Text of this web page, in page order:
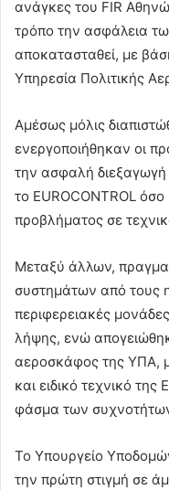
ανάγκες του FIR
τρόπο την ασφάλεια
αποκατασταθεί, με
Υπηρεσία Πολιτικής
Αμέσως μόλις
ενεργοποιήθηκαν οι
την ασφαλή
το EUROCONTROL όσο
προβλήματος σε
Μεταξύ άλλων,
συστημάτων από τους
περιφερειακές
λήψης, ενώ
αεροσκάφος της ΥΠΑ,
και ειδικό τεχνικό της
φάσμα των
Το Υπουργείο
την πρώτη στιγμή σε